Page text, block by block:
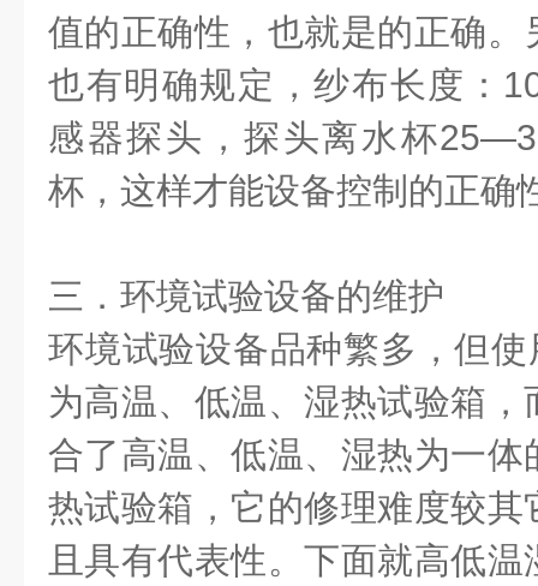
值的正确性，也就是的正确
也有明确规定，纱布长度：
感器探头，探头离水杯
杯，这样才能设备控制的正确
三．环境试验设备的维护
环境试验设备品种繁多，但
为高温、低温、湿热试验箱
合了高温、低温、湿热为一体
热试验箱，它的修理难度较
且具有代表性。下面就高低